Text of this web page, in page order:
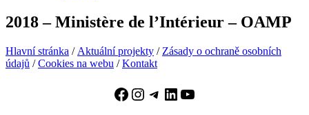
2018 – Ministère de l’Intérieur – OAMP
Hlavní stránka / Aktuální projekty / Zásady o ochraně osobních
údajů /Cookies na webu /Kontakt
Facebook
Instagram
Telegram
LinkedIn
YouTube